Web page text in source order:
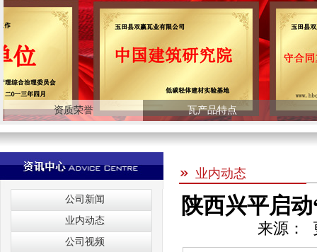
资质荣誉 瓦产品特点
公司新闻
业内动态
公司视频
业内动态
陕西兴平启
来源：